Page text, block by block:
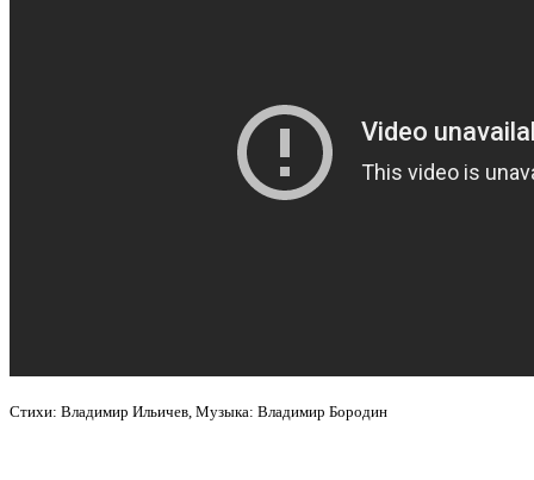
Стихи: Владимир Ильичев, Музыка: Владимир Бородин